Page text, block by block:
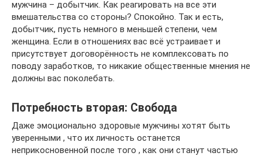
мужчина – добытчик. Как реагировать на все эти
вмешательства со стороны? Спокойно. Так и есть,
добытчик, пусть немного в меньшей степени, чем
женщина. Если в отношениях вас всё устраивает и
присутствует договорённость не комплексовать по
поводу заработков, то никакие общественные мнения не
должны вас поколебать.
Потребность вторая: Свобода
Даже эмоционально здоровые мужчины хотят быть
уверенными , что их личность останется
неприкосновенной после того , как они станут частью